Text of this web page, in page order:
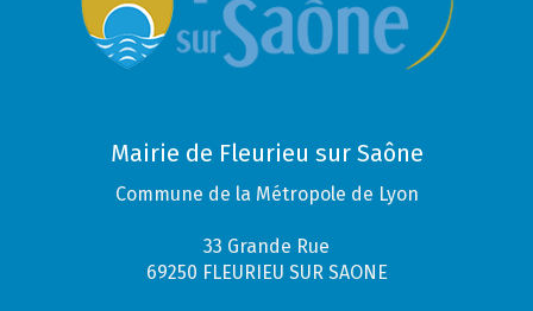
Mairie de Fleurieu sur Saône
Commune de la Métropole de Lyon
33 Grande Rue
69250 FLEURIEU SUR SAONE